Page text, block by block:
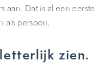
aan. Dat is al een eerste
als persoon.
zien.